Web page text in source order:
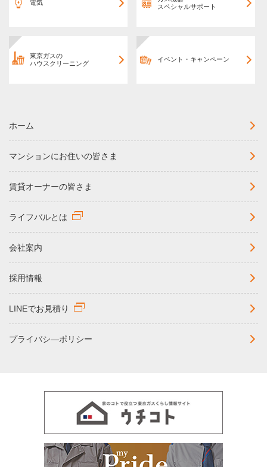
電気
スペシャルサポート
東京ガスの
ハウスクリーニング
イベント・キャンペーン
ホーム
マンションにお住いの皆さま
賃貸オーナーの皆さま
ライフバルとは
会社案内
採用情報
LINEでお見積り
プライバシ―ポリシー